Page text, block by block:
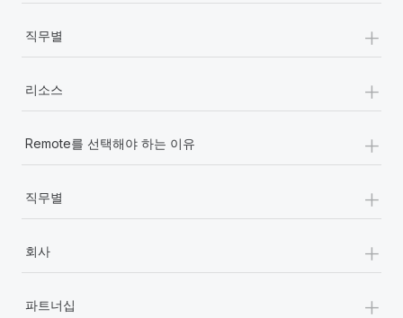
직무별 +
리소스 +
Remote를 선택해야 하는 이유 +
직무별 +
회사 +
파트너십 +